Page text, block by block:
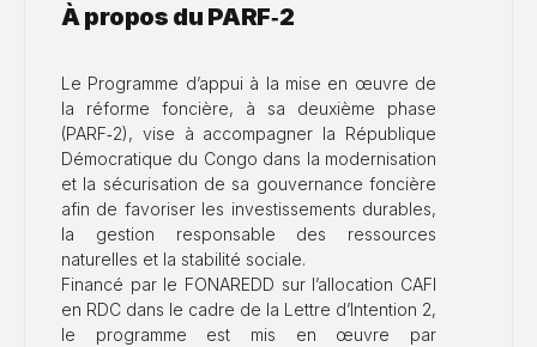
À propos du PARF‑2
Le Programme d’appui à la mise en œuvre de
la réforme foncière, à sa deuxième phase
(PARF‑2), vise à accompagner la République
Démocratique du Congo dans la modernisation
et la sécurisation de sa gouvernance foncière
afin de favoriser les investissements durables,
la gestion responsable des ressources
naturelles et la stabilité sociale.
Financé par le FONAREDD sur l’allocation CAFI
en RDC dans le cadre de la Lettre d’Intention 2,
le programme est mis en œuvre par